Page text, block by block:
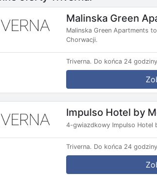
Malinska Green
Malinska Green Apartments
Chorwacji.
Triverna. Do końca 24
Impulso Hotel by
4-gwiazdkowy Impulso Hotel
Triverna. Do końca 24